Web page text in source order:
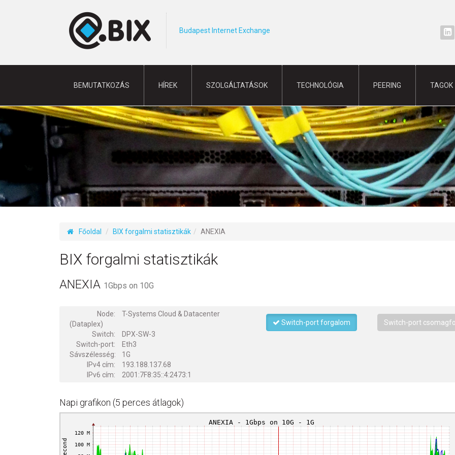
Budapest Internet Exchange
BEMUTATKOZÁS HÍREK SZOLGÁLTATÁSOK TECHNOLÓGIA PEERING TAGOK
Főoldal BIX forgalmi statisztikák ANEXIA
BIX forgalmi statisztikák
ANEXIA 1Gbps on 10G
Node:
T-Systems Cloud & Datacenter
(Dataplex)
Switch:
DPX-SW-3
Switch-port:
Eth3
Sávszélesség:
1G
IPv4 cím:
193.188.137.68
IPv6 cím:
2001:7F8:35::4:2473:1
Switch-port forgalom Switch-port
Napi grafikon (5 perces átlagok)